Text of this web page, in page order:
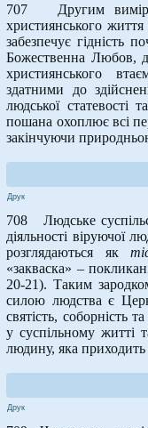
707 Другим
християнського
забезпечує гідність
Божественна Любов,
християнського
здатними до
людської статевості
пошана охоплює всі
закінчуючи
Друк
708 Людське
діяльності віруючої
розглядаються як
«закваска» –
20-21). Таким
силою людства є
святість, соборність
у суспільному житті
людину, яка приходить
Друк